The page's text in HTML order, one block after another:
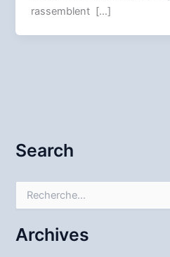
rassemblent […]
Search
h
e
Archives